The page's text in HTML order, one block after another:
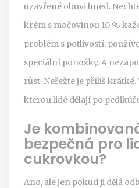
uzavřené obuvi hned.
krém s močovinou 10 %
problém s potlivostí,
speciální ponožky. A
růst. Neřežte je příliš
kterou lidé dělají po
Je
bezpečná pro
cukrovkou?
Ano, ale jen pokud ji dělá